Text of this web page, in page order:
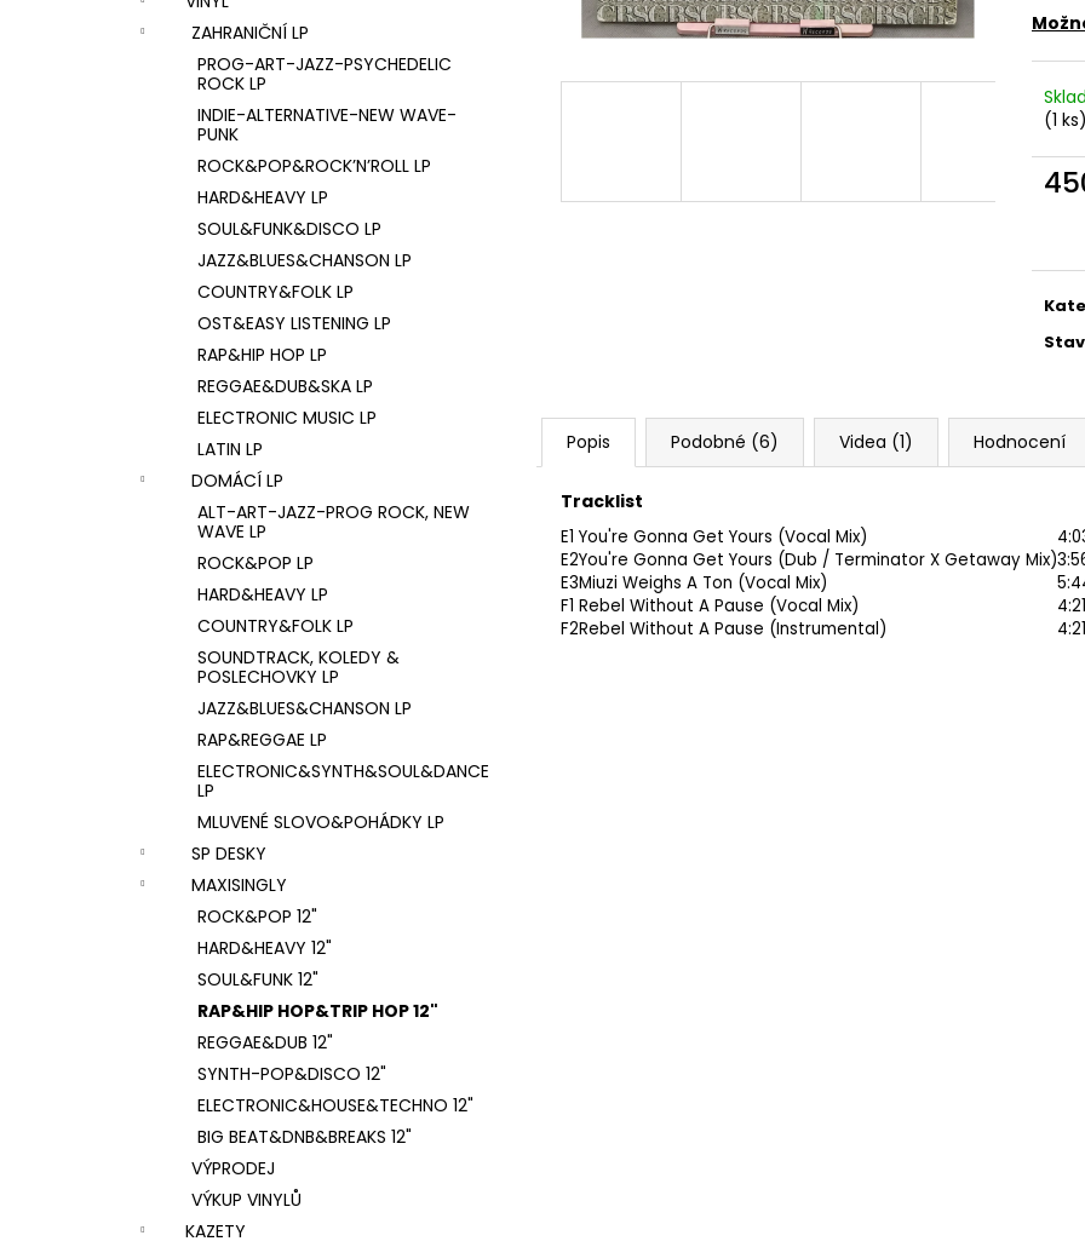
ZAHRANIČNÍ LP
PROG-ART-JAZZ-PSYCHEDELIC
ROCK LP
INDIE-ALTERNATIVE-NEW WAVE-
PUNK
ROCK&POP&ROCK’N’ROLL LP
HARD&HEAVY LP
SOUL&FUNK&DISCO LP
JAZZ&BLUES&CHANSON LP
COUNTRY&FOLK LP
OST&EASY LISTENING LP
RAP&HIP HOP LP
REGGAE&DUB&SKA LP
ELECTRONIC MUSIC LP
LATIN LP
DOMÁCÍ LP
ALT-ART-JAZZ-PROG ROCK, NEW
WAVE LP
ROCK&POP LP
HARD&HEAVY LP
COUNTRY&FOLK LP
SOUNDTRACK, KOLEDY &
POSLECHOVKY LP
JAZZ&BLUES&CHANSON LP
RAP&REGGAE LP
ELECTRONIC&SYNTH&SOUL&DANCE
LP
MLUVENÉ SLOVO&POHÁDKY LP
SP DESKY
MAXISINGLY
ROCK&POP 12"
HARD&HEAVY 12"
SOUL&FUNK 12"
RAP&HIP HOP&TRIP HOP 12"
REGGAE&DUB 12"
SYNTH-POP&DISCO 12"
ELECTRONIC&HOUSE&TECHNO 12"
BIG BEAT&DNB&BREAKS 12"
VÝPRODEJ
VÝKUP VINYLŮ
KAZETY
(1 ks)
Stav
Popis Podobné (6) Videa (1) Hodnocení
Tracklist
E1 You're Gonna Get Yours (Vocal Mix)
E2You're Gonna Get Yours (Dub / Terminator X Getaway Mix)
E3Miuzi Weighs A Ton (Vocal Mix)
F1 Rebel Without A Pause (Vocal Mix)
4:21
F2Rebel Without A Pause (Instrumental) 4:21
U2 – THE JOSHUA TREE LP
1 290 Kč
MARTIN KRATOCHVÍL & JAZZ Q ‎–
HODOKVAS (FEASTING) LP
PINK FLOYD –
OF DAWN CD